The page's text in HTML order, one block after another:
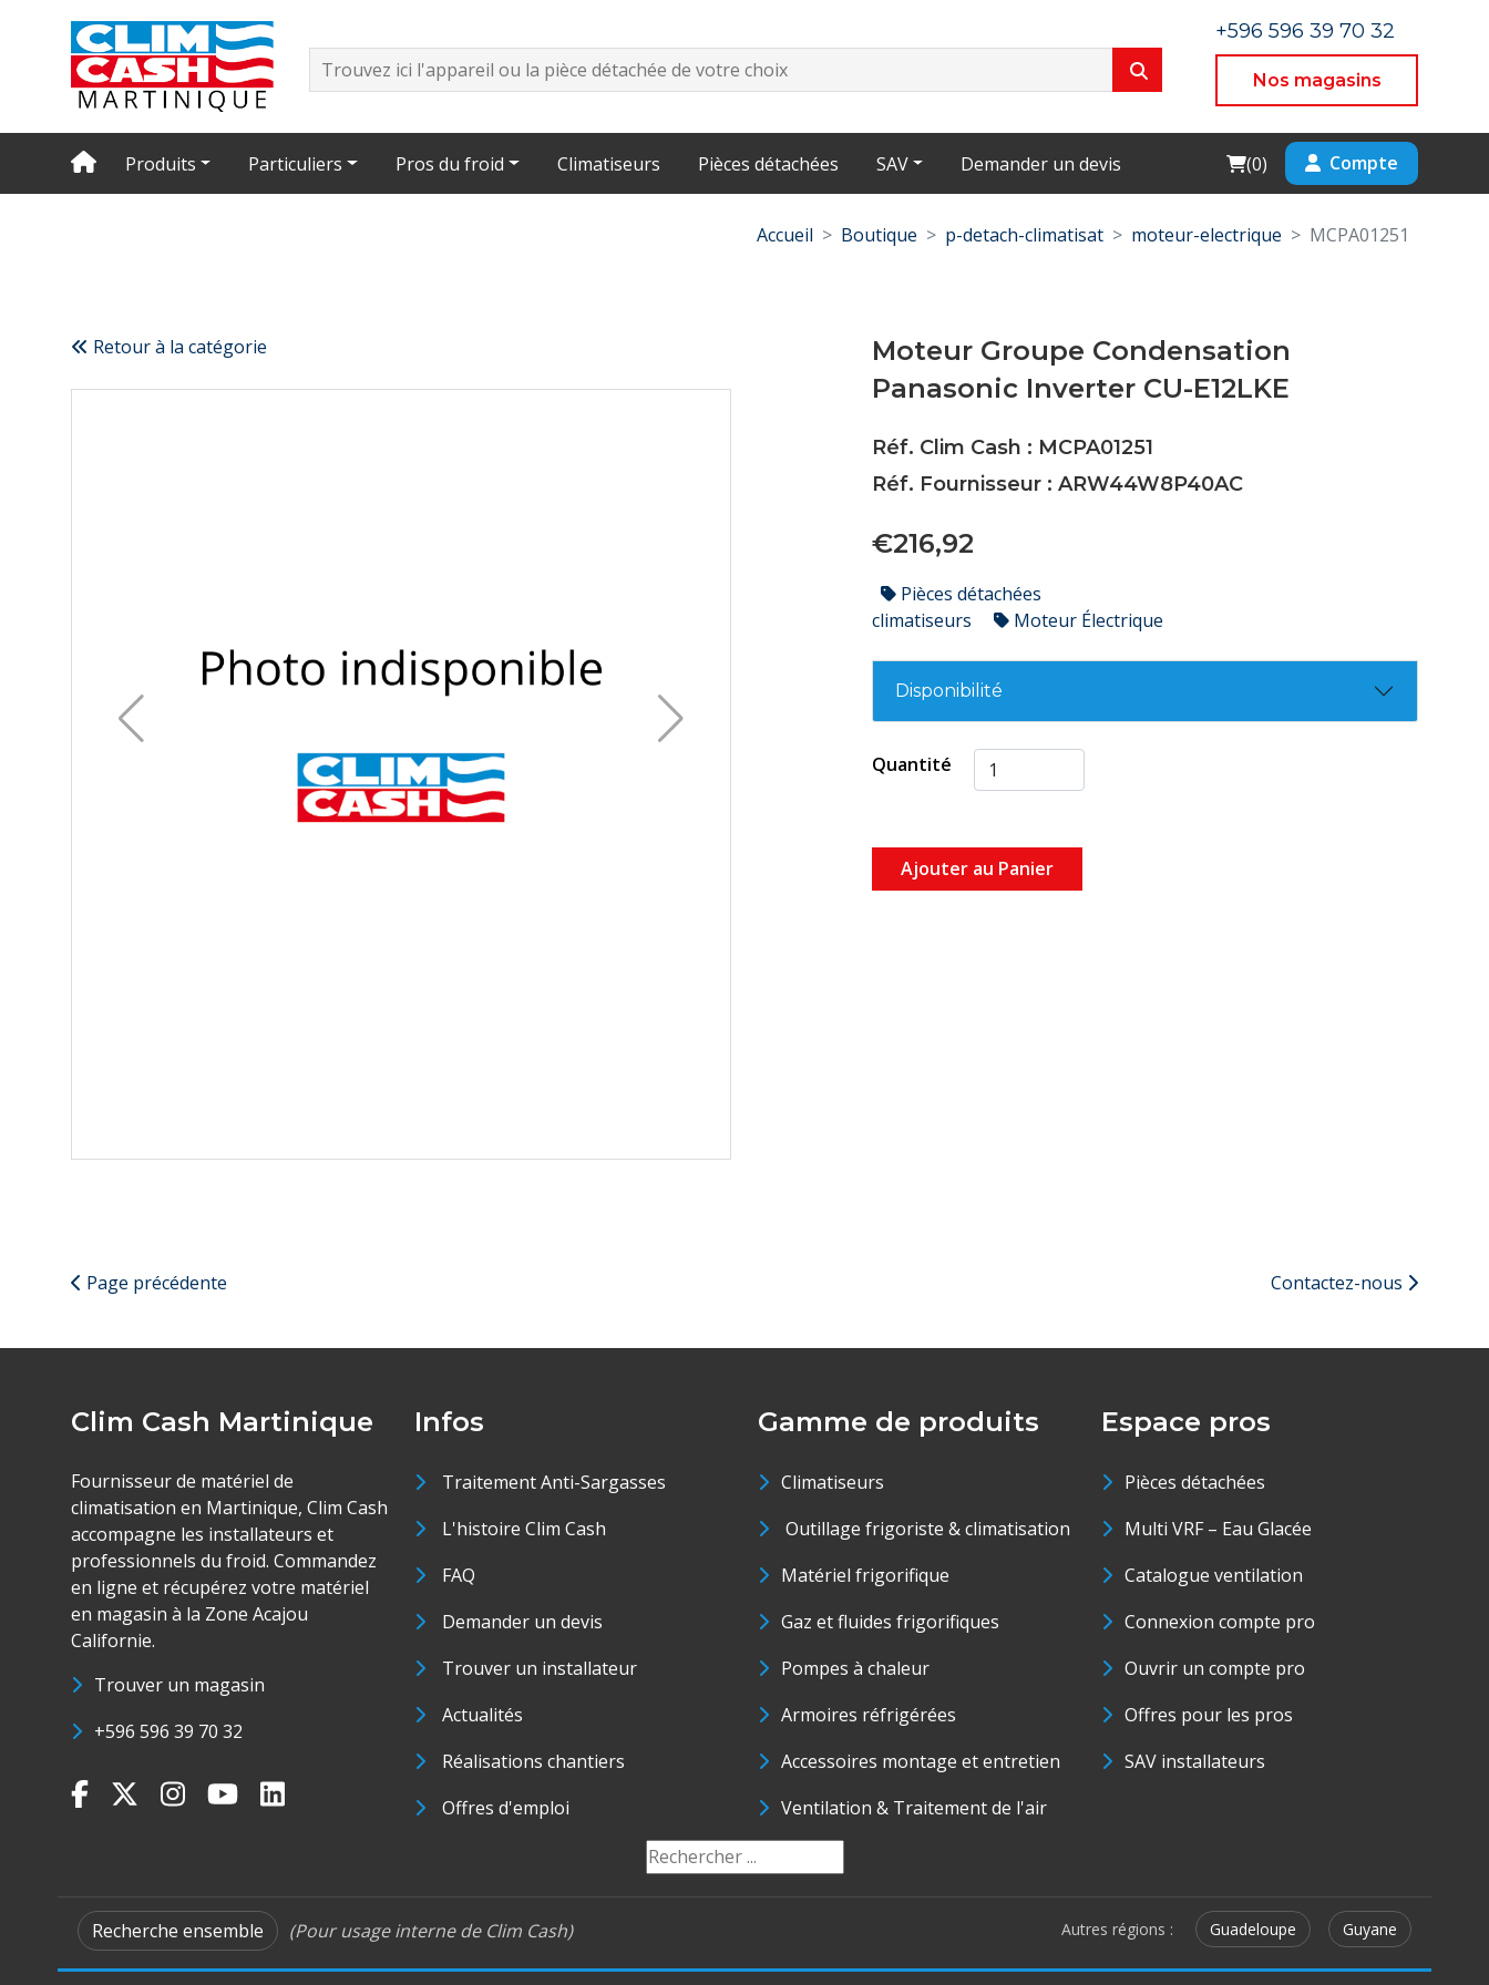
+596 596 39 70 32
Nos magasins
Produits Particuliers Pros du froid Climatiseurs Pièces détachées SAV Demander un devis Cart
(0) Compte
Accueil Boutique p-detach-climatisat moteur-electrique MCPA01251
Retour à la catégorie
Moteur Groupe Condensation
Panasonic Inverter CU-E12LKE
Réf. Clim Cash : MCPA01251
Réf. Fournisseur : ARW44W8P40AC
€216,92
Pièces détachées
climatiseurs
Moteur Électrique
Disponibilité
Quantité
Ajouter au Panier
Page précédente Contactez-nous
Clim Cash Martinique
Fournisseur de matériel de
climatisation en Martinique, Clim Cash
accompagne les installateurs et
professionnels du froid. Commandez
en ligne et récupérez votre matériel
en magasin à la Zone Acajou
Californie.
Trouver un magasin
+596 596 39 70 32
Infos
Traitement Anti-Sargasses
L'histoire Clim Cash
FAQ
Demander un devis
Trouver un installateur
Actualités
Réalisations chantiers
Offres d'emploi
Gamme de produits
Climatiseurs
Outillage frigoriste & climatisation
Matériel frigorifique
Gaz et fluides frigorifiques
Pompes à chaleur
Armoires réfrigérées
Accessoires montage et entretien
Ventilation & Traitement de l'air
Espace pros
Pièces détachées
Multi VRF – Eau Glacée
Catalogue ventilation
Connexion compte pro
Ouvrir un compte pro
Offres pour les pros
SAV installateurs
Recherche ensemble (Pour usage interne de Clim Cash) Autres régions : Guadeloupe Guyane